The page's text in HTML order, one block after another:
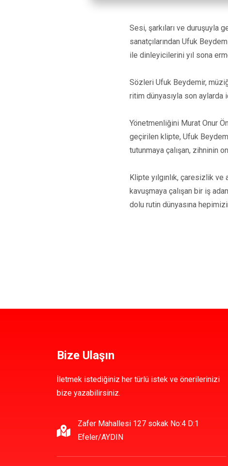
Sesi, şarkıları ve duruşuyla
sanatçılarından Ufuk
ile dinleyicilerini yıl sona
Sözleri Ufuk Beydemir,
ritim dünyasıyla son aylarda
Yönetmenliğini Murat Onur
geçirilen klipte, Ufuk
tutunmaya çalışan, zihninin
Klipte yılgınlık, çaresizlik
kavuşmaya çalışan bir iş
dolu rutin dünyasına
Bize Ulaşın
İletmek istediğiniz her türlü istek ve önerilerinizi
bize yazabilirsiniz.
Zafer Mahallesi 127 sokak No:4 D:1
Efeler/AYDIN